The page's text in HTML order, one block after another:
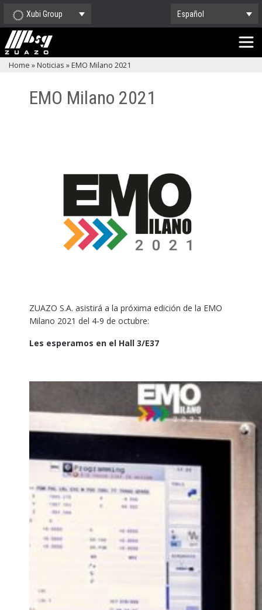
Xubi Group Español
Home »Noticias »EMO Milano 2021
EMO Milano 2021
ZUAZO S.A. asistirá a la próxima edición de la EMO
Milano 2021 del 4-9 de octubre:
Les esperamos en el Hall 3/E37